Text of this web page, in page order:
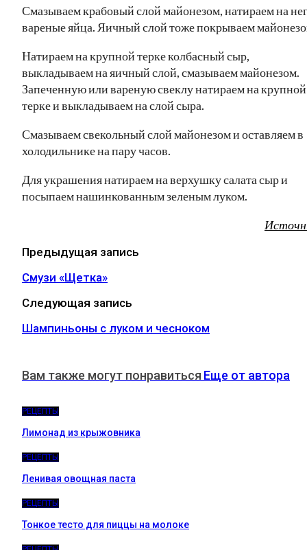
Смазываем крабовый слой майонезом, натираем на
вареные яйца. Яичный слой тоже покрываем
Натираем на крупной терке колбасный сыр,
выкладываем на яичный слой, смазываем майонезом.
Запеченную или вареную свеклу натираем на крупной
терке и выкладываем на слой сыра.
Смазываем свекольный слой майонезом и оставляем в
холодильнике на пару часов.
Для украшения натираем на верхушку салата сыр и
посыпаем нашинкованным зеленым луком.
Предыдущая запись
Смузи «Щетка»
Следующая запись
Шампиньоны с луком и чесноком
Вам также могут понравиться Еще от автора
РЕЦЕПТЫ
Лимонад из крыжовника
РЕЦЕПТЫ
Ленивая овощная паста
РЕЦЕПТЫ
Тонкое тесто для пиццы на молоке